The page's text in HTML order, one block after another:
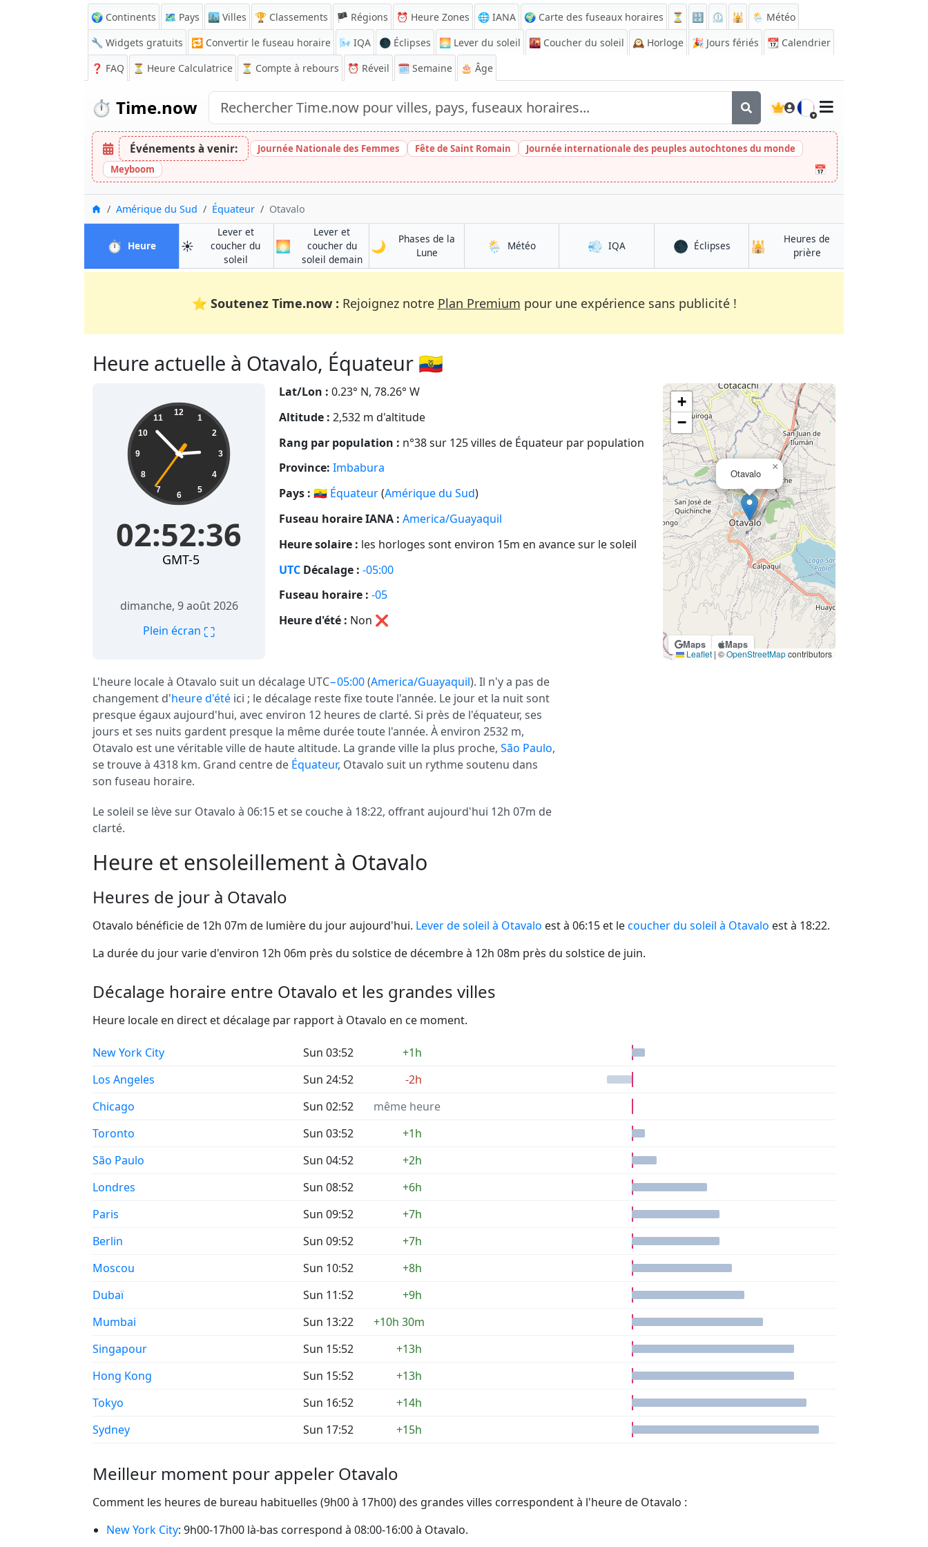
🌍 Continents 🗺️ Pays 🏙️ Villes 🏆 Classements 🏴 Régions ⏰ Heure Zones 🌐 IANA 🌍 Carte des fuseaux horaires ⏳ 🔡 ⏲️ 🕌
🌦️ Météo
🔧 Widgets gratuits
🔁 Convertir le fuseau horaire 🌬️ IQA 🌑 Éclipses 🌅 Lever du soleil 🌇 Coucher du soleil 🕰️ Horloge 🎉 Jours fériés 📆 Calendrier
❓ FAQ ⏳ Heure Calculatrice ⏳ Compte à rebours ⏰ Réveil 🗓️ Semaine 🎂 Âge
⏱️ Time.now 🇫🇷
Événements à venir: Journée Nationale des Femmes Fête de Saint Romain
Journée internationale des peuples autochtones du monde
Meyboom
📅
Accueil
Amérique du Sud Équateur Otavalo
⏱️ Heureà Otavalo
☀️
Lever et
coucher du
soleilà Otavalo
🌅
Lever et
coucher du
soleil demainà Otavalo
🌙
Phases de la
Luneà Otavalo 🌦️ Météoà Otavalo 💨 IQAà Otavalo 🌑 Éclipsesà Otavalo
🕌
Heures de
prièreà Otavalo
⭐ Soutenez Time.now : Rejoignez notre Plan Premium pour une expérience sans publicité !
Heure actuelle à Otavalo, Équateur 🇪🇨
02:52:37 12
1
2
3
4
5
6
7
8
9
10
11
02:52:37
GMT-5
dimanche, 9 août 2026
Plein écran ⛶
Lat/Lon : 0.23° N, 78.26° W
Altitude : 2,532 m d'altitude
Rang par population : n°38 sur 125 villes de Équateur par population
Province: Imbabura
Pays : 🇪🇨 Équateur(Amérique du Sud)
Fuseau horaire IANA : America/Guayaquil
Heure solaire : les horloges sont environ 15m en avance sur le soleil
UTC Décalage : -05:00
Fuseau horaire : -05
Heure d'été : Non ❌
Maps Maps
Otavalo
×
+
−
Leaflet | ©OpenStreetMapcontributors
L'heure locale à Otavalo suit un décalage UTC−05:00(America/Guayaquil). Il n'y a pas de
changement d'heure d'été ici ; le décalage reste fixe toute l'année. Le jour et la nuit sont
presque égaux aujourd'hui, avec environ 12 heures de clarté. Si près de l'équateur, ses
jours et ses nuits gardent presque la même durée toute l'année. À environ 2532 m,
Otavalo est une véritable ville de haute altitude. La grande ville la plus proche, São Paulo,
se trouve à 4318 km. Grand centre de Équateur, Otavalo suit un rythme soutenu dans
son fuseau horaire.
Le soleil se lève sur Otavalo à 06:15 et se couche à 18:22, offrant aujourd'hui 12h 07m de
clarté.
Heure et ensoleillement à Otavalo
Heures de jour à Otavalo
Otavalo bénéficie de 12h 07m de lumière du jour aujourd'hui. Lever de soleil à Otavalo est à 06:15 et lecoucher du soleil à Otavalo est à 18:22.
La durée du jour varie d'environ 12h 06m près du solstice de décembre à 12h 08m près du solstice de juin.
Décalage horaire entre Otavalo et les grandes villes
Heure locale en direct et décalage par rapport à Otavalo en ce moment.
New York City Sun 03:52
+1h
Los Angeles
Sun 24:52
-2h
Chicago
Sun 02:52
même heure
Toronto
Sun 03:52
+1h
São Paulo
Sun 04:52
+2h
Londres
Sun 08:52
+6h
Paris
Sun 09:52
+7h
Berlin
Sun 09:52
+7h
Moscou
Sun 10:52
+8h
Dubaï
Sun 11:52
+9h
Mumbai
Sun 13:22
+10h 30m
Singapour
Sun 15:52
+13h
Hong Kong
Sun 15:52
+13h
Tokyo
Sun 16:52
+14h
Sydney
Sun 17:52 +15h
Meilleur moment pour appeler Otavalo
Comment les heures de bureau habituelles (9h00 à 17h00) des grandes villes correspondent à l'heure de Otavalo :
New York City: 9h00-17h00 là-bas correspond à 08:00-16:00 à Otavalo.